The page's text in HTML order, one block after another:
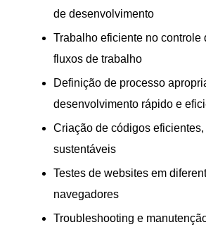
de desenvolvimento
Trabalho eficiente no controle
fluxos de trabalho
Definição de processo
desenvolvimento rápido e
Criação de códigos
sustentáveis
Testes de websites em
navegadores
Troubleshooting e